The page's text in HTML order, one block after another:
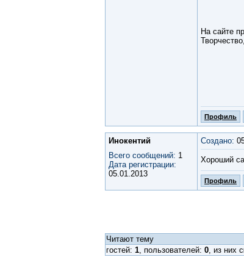
На сайте
Профиль
Инокентий
Всего сообщений: 1
Дата регистрации:
05.01.2013
Создано:
Хороший
Профиль
Читают тему
гостей: 1, пользователей: 0, из них